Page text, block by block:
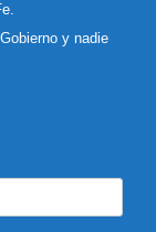
y nadie